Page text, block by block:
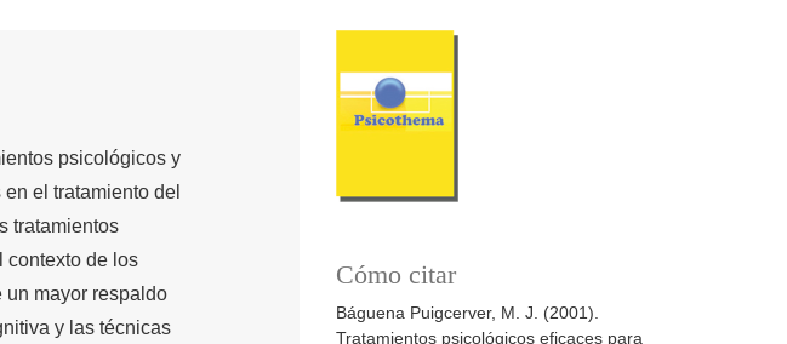
Cómo citar
Báguena Puigcerver, M. J. (2001).
Tratamientos psicológicos eficaces para
psicológicos y
el tratamiento del
tratamientos
contexto de los
mayor respaldo
y las técnicas